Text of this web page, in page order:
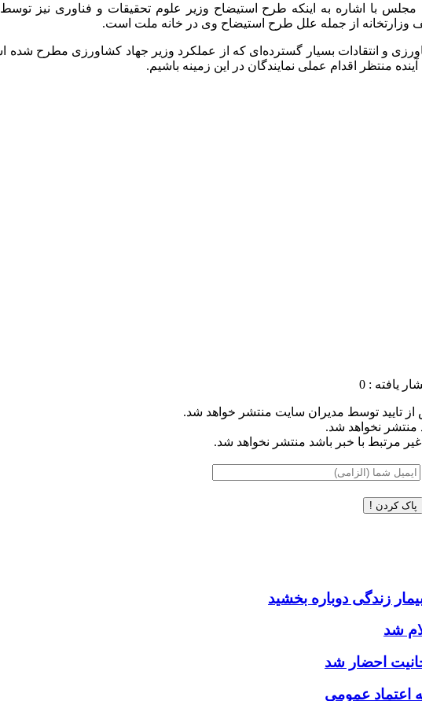
با اشاره به اینکه طرح استیضاح وزیر علوم تحقیقات و فناوری نیز
از جمله علل طرح استیضاح وی در خانه ملت است.
و انتقادات بسیار گسترده‌ای که از عملکرد وزیر جهاد کشاورزی مطرح
آینده منتظر اقدام عملی نمایندگان در این زمینه باشیم.
یافته : 0
تایید توسط مدیران سایت منتشر خواهد شد.
منتشر نخواهد شد.
مرتبط با خبر باشد منتشر نخواهد شد.
پاک کردن !
شد
احضار شد